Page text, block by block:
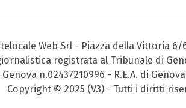
Web Srl - Piazza della Vittoria 6/
registrata al Tribunale di
n.02437210996 - R.E.A. di
Copyright © 2025 (V3) - Tutti i diritti